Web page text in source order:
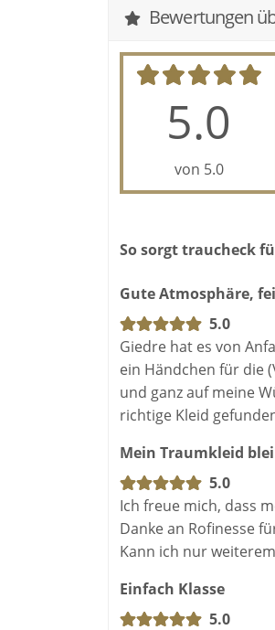
Bewertungen
5.0
von 5.0
So sorgt traucheck
Gute Atmosphäre,
5.0
Giedre hat es von
ein Händchen für die
und ganz auf meine
richtige Kleid
Mein Traumkleid
5.0
Ich freue mich, dass
Danke an Rofinesse
Kann ich nur
Einfach Klasse
5.0